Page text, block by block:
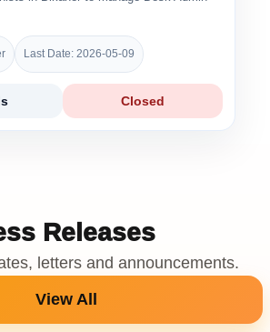
Last Date: 2026-05-09
Closed
Releases
letters and announcements.
View All